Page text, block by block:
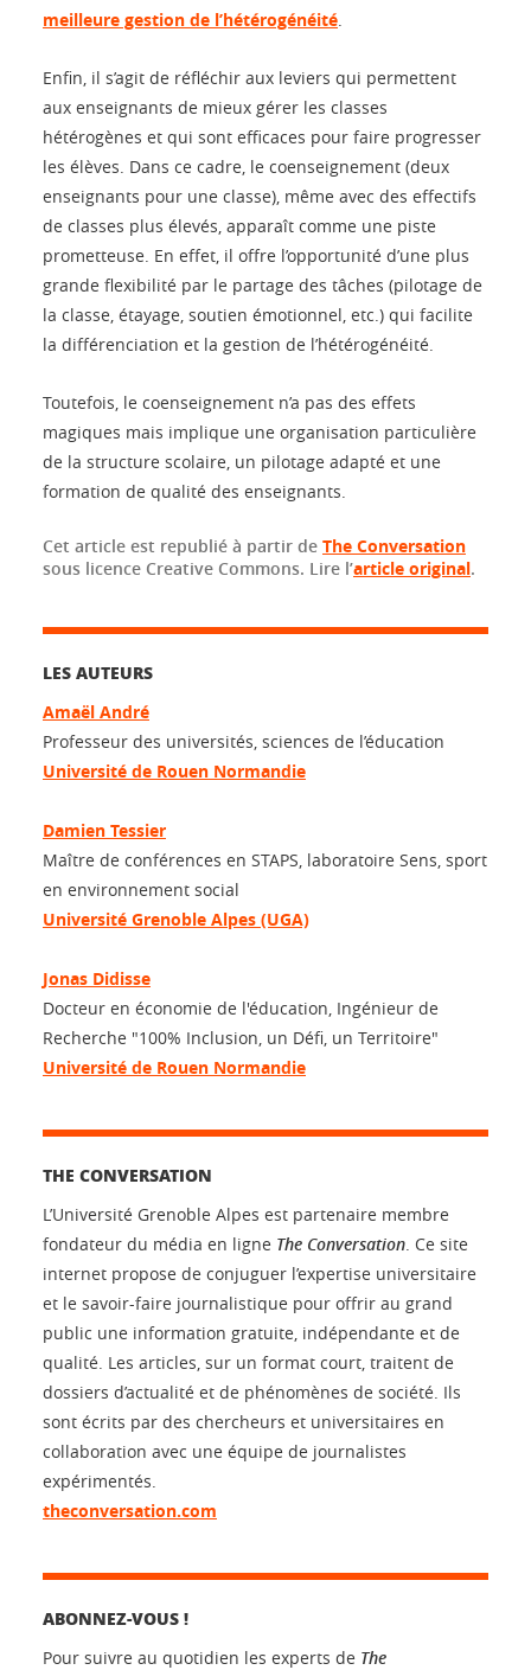
meilleure gestion de l’hétérogénéité
Enfin, il s’agit de réfléchir aux leviers qui permettent
aux enseignants de mieux gérer les classes
hétérogènes et qui sont efficaces pour faire progresser
les élèves. Dans ce cadre, le coenseignement (deux
enseignants pour une classe), même avec des effectifs
de classes plus élevés, apparaît comme une piste
prometteuse. En effet, il offre l’opportunité d’une plus
grande flexibilité par le partage des tâches (pilotage de
la classe, étayage, soutien émotionnel, etc.) qui facilite
la différenciation et la gestion de l’hétérogénéité.
Toutefois, le coenseignement n’a pas des effets
magiques mais implique une organisation particulière
de la structure scolaire, un pilotage adapté et une
formation de qualité des enseignants.
Cet article est republié à partir de The Conversation
sous licence Creative Commons. Lire l’article original.
LES AUTEURS
Amaël André
Professeur des universités, sciences de l’éducation
Université de Rouen Normandie
Damien Tessier
Maître de conférences en STAPS, laboratoire Sens, sport
en environnement social
Université Grenoble Alpes (UGA)
Jonas Didisse
Docteur en économie de l'éducation, Ingénieur de
Recherche "100% Inclusion, un Défi, un Territoire"
Université de Rouen Normandie
THE CONVERSATION
L’Université Grenoble Alpes est partenaire membre
fondateur du média en ligne The Conversation . Ce site
internet propose de conjuguer l’expertise universitaire
et le savoir-faire journalistique pour offrir au grand
public une information gratuite, indépendante et de
qualité. Les articles, sur un format court, traitent de
dossiers d’actualité et de phénomènes de société. Ils
sont écrits par des chercheurs et universitaires en
collaboration avec une équipe de journalistes
expérimentés.
theconversation.com
ABONNEZ-VOUS !
Pour suivre au quotidien les experts de The